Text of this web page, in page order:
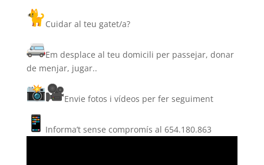
Cuidar al teu gatet/a?
Em desplace al teu domicili per passejar, donar
de menjar, jugar..
Envie fotos i vídeos per fer seguiment
Informa’t sense compromís al 654.180.863